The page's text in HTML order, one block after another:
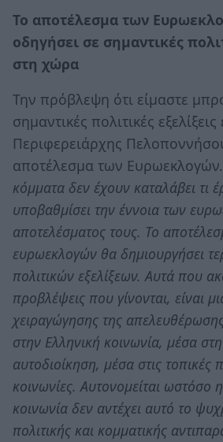
Το αποτέλεσμα των
οδηγήσει σε σημαντικές
στη χώρα
Την πρόβλεψη ότι είμαστε
σημαντικές πολιτικές
Περιφερειάρχης
αποτέλεσμα των Ευρωεκλογών.
κόμματα δεν έχουν καταλάβει τι
υποβαθμίσει την έννοια των
αποτελέσματος τους. Το
ευρωεκλογών θα δημιουργήσει
πολιτικών εξελίξεων. Αυτά που
προβλέψεις που γίνονται, είναι
χειραγώγησης της
στην Ελληνική κοινωνία, μέσα
αυτοδιοίκηση, μέσα στις τοπικές
κοινωνίες. Αυτονομείται ωστόσο
κοινωνία δεν αντέχει αυτό το
πολιτικής και κομματικής